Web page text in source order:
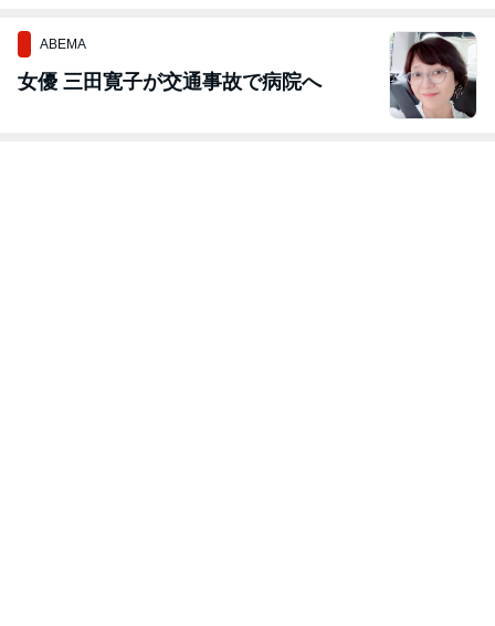
ABEMA
女優 三田寛子が交通事故で病院へ